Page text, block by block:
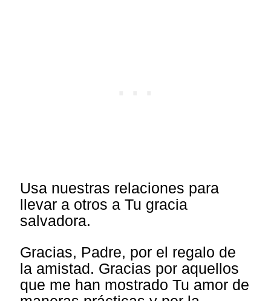
Usa nuestras relaciones para
llevar a otros a Tu gracia
salvadora.
Gracias, Padre, por el regalo de
la amistad. Gracias por aquellos
que me han mostrado Tu amor de